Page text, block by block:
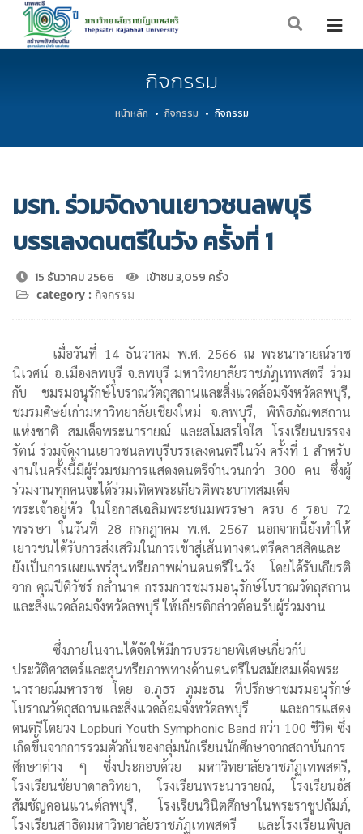
กิจกรรม
หน้าหลัก กิจกรรม กิจกรรม
มรท. ร่วมจัดงานเยาวชนลพบุรี
บรรเลงดนตรีในวัง ครั้งที่ 1
15 ธันวาคม 2566 เข้าชม 3,059 ครั้ง
category : กิจกรรม
เมื่อวันที่ 14 ธันวาคม พ.ศ. 2566 ณ พระนารายณ์ราช
นิเวศน์ อ.เมืองลพบุรี จ.ลพบุรี มหาวิทยาลัยราชภัฏเทพสตรี ร่วม
กับ ชมรมอนุรักษ์โบราณวัตถุสถานและสิ่งแวดล้อมจังหวัดลพบุรี,
ชมรมศิษย์เก่ามหาวิทยาลัยเชียงใหม่ จ.ลพบุรี, พิพิธภัณฑสถาน
แห่งชาติ สมเด็จพระนารายณ์ และสโมสรใจใส โรงเรียนบรรจง
รัตน์ ร่วมจัดงานเยาวชนลพบุรีบรรเลงดนตรีในวัง ครั้งที่ 1 สำหรับ
งานในครั้งนี้มีผู้ร่วมชมการแสดงดนตรีจำนวนกว่า 300 คน ซึ่งผู้
ร่วมงานทุกคนจะได้ร่วมเทิดพระเกียรติพระบาทสมเด็จ
พระเจ้าอยู่หัว ในโอกาสเฉลิมพระชนมพรรษา ครบ 6 รอบ 72
พรรษา ในวันที่ 28 กรกฎาคม พ.ศ. 2567 นอกจากนี้ยังทำให้
เยาวชนได้รับการส่งเสริมในการเข้าสู่เส้นทางดนตรีคลาสสิคและ
ยังเป็นการเผยแพร่สุนทรียภาพผ่านดนตรีในวัง โดยได้รับเกียรติ
จาก คุณปีติวัชร์ กล่ำนาค กรรมการชมรมอนุรักษ์โบราณวัตถุสถาน
และสิ่งแวดล้อมจังหวัดลพบุรี ให้เกียรติกล่าวต้อนรับผู้ร่วมงาน
ซึ่งภายในงานได้จัดให้มีการบรรยายพิเศษเกี่ยวกับ
ประวัติศาสตร์และสุนทรียภาพทางด้านดนตรีในสมัยสมเด็จพระ
นารายณ์มหาราช โดย อ.ภูธร ภูมะธน ที่ปรึกษาชมรมอนุรักษ์
โบราณวัตถุสถานและสิ่งแวดล้อมจังหวัดลพบุรี และการแสดง
ดนตรีโดยวง Lopburi Youth Symphonic Band กว่า 100 ชีวิต ซึ่ง
เกิดขึ้นจากการรวมตัวกันของกลุ่มนักเรียนนักศึกษาจากสถาบันการ
ศึกษาต่าง ๆ ซึ่งประกอบด้วย มหาวิทยาลัยราชภัฏเทพสตรี,
โรงเรียนชัยบาดาลวิทยา, โรงเรียนพระนารายณ์, โรงเรียนอัส
สัมชัญคอนแวนต์ลพบุรี, โรงเรียนวินิตศึกษาในพระราชูปถัมภ์,
โรงเรียนสาธิตมหาวิทยาลัยราชภัฏเทพสตรี และโรงเรียนพิบูล